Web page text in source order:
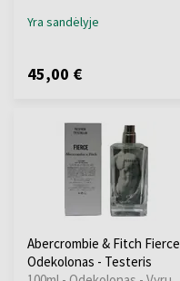
Yra sandėlyje
45,00 €
Abercrombie & Fitch Fierce
Odekolonas - Testeris